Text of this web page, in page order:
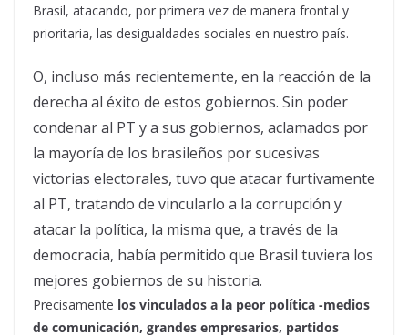
Brasil, atacando, por primera vez de manera frontal y
prioritaria, las desigualdades sociales en nuestro país.
O, incluso más recientemente, en la reacción de la
derecha al éxito de estos gobiernos. Sin poder
condenar al PT y a sus gobiernos, aclamados por
la mayoría de los brasileños por sucesivas
victorias electorales, tuvo que atacar furtivamente
al PT, tratando de vincularlo a la corrupción y
atacar la política, la misma que, a través de la
democracia, había permitido que Brasil tuviera los
mejores gobiernos de su historia.
Precisamente los vinculados a la peor política -medios
de comunicación, grandes empresarios, partidos